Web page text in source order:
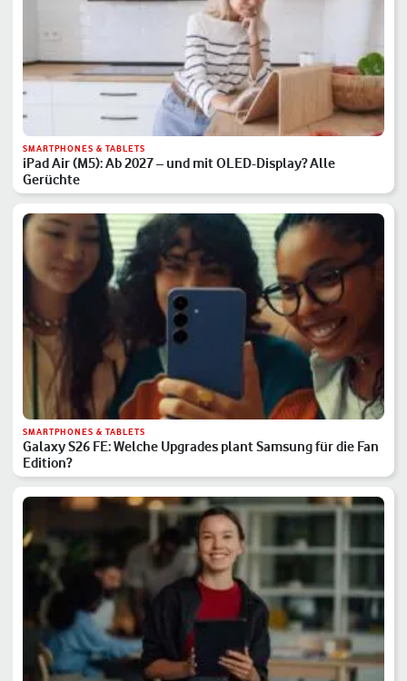
SMARTPHONES & TABLETS
iPad Air (M5): Ab 2027 – und mit OLED-Display? Alle
Gerüchte
SMARTPHONES & TABLETS
Galaxy S26 FE: Welche Upgrades plant Samsung für die Fan
Edition?